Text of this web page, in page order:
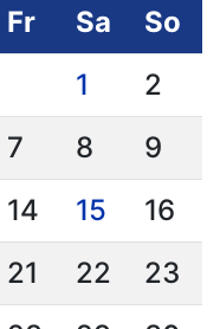
Fr Sa
So
1
2
7 8
9
14 15
16
21 22
23